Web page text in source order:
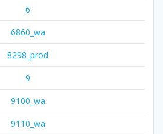
6
6860_wa
8298_prod
9
9100_wa
9110_wa